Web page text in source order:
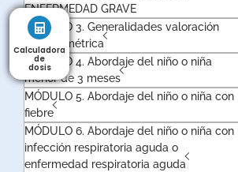
ENFERMEDAD GRAVE
MÓDULO 3. Generalidades valoración
antropométrica
MÓDULO 4. Abordaje del niño o niña
menor de 3 meses
MÓDULO 5. Abordaje del niño o niña con
fiebre
MÓDULO 6. Abordaje del niño o niña con
infección respiratoria aguda o
enfermedad respiratoria aguda
Calculadora
de
dosis
Calculadora
de
dosis